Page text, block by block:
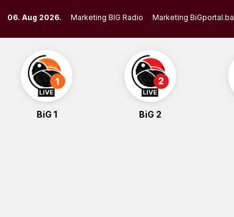
to
content
06. Aug 2026. Marketing BIG Radio Marketing BiGportal.ba
BiG 1 BiG 2